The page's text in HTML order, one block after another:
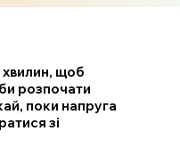
щоб
розпочати
поки напруга
зі